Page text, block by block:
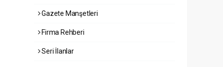
Gazete Manşetleri
Firma Rehberi
Seri İlanlar